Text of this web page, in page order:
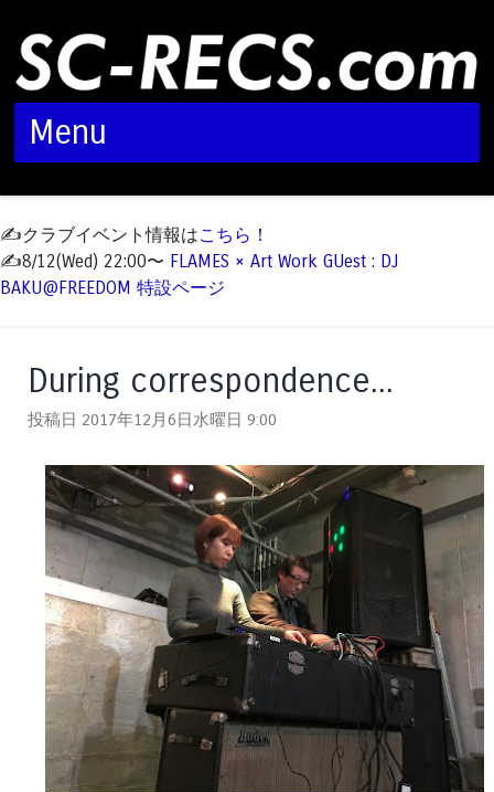
Menu
✍️クラブイベント情報はこちら！
✍️8/12(Wed) 22:00〜 FLAMES × Art Work GUest : DJ
BAKU@FREEDOM 特設ページ
During correspondence...
投稿日 2017年12月6日水曜日 9:00